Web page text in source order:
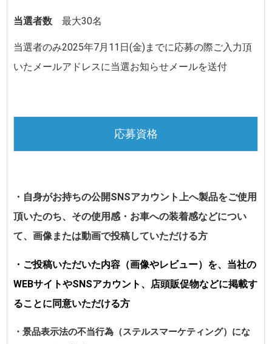
当選者数 最大30名
当選者のみ2025年7月11日(金)までに応募の際ご入力頂
いたメールアドレスに当選お知らせメールを送付
応募資格
・自身がお持ちの公開SNSアカウント上へ製品をご使用
頂いたのち、その使用感・お車への装着感などについ
て、画像または動画で投稿していただける方
・ご投稿いただいた内容（画像やレビュー）を、当社の
WEBサイトやSNSアカウント、店頭販促物などに掲載す
ることに同意いただける方
・景品表示法の不当行為（ステルスマーケティング）にな